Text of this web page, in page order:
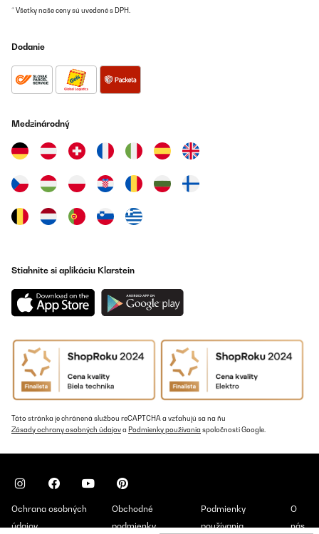
* Všetky naše ceny sú uvedené s DPH.
Dodanie
Medzinárodný
Stiahnite si aplikáciu Klarstein
Táto stránka je chránená službou reCAPTCHA a vzťahujú sa na ňu
Zásady ochrany osobných údajova Podmienky používania spoločnosti Google.
Ochrana osobných
údajov
Obchodné
podmienky
Podmienky
používania
O
nás